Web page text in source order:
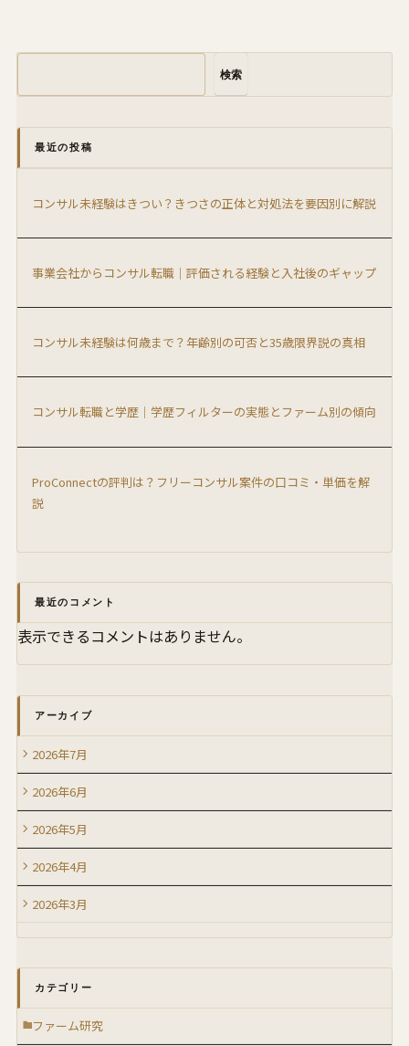
検索
最近の投稿
コンサル未経験はきつい？きつさの正体と対処法を要因別に解説
事業会社からコンサル転職｜評価される経験と入社後のギャップ
コンサル未経験は何歳まで？年齢別の可否と35歳限界説の真相
コンサル転職と学歴｜学歴フィルターの実態とファーム別の傾向
ProConnectの評判は？フリーコンサル案件の口コミ・単価を解
説
最近のコメント
表示できるコメントはありません。
アーカイブ
2026年7月
2026年6月
2026年5月
2026年4月
2026年3月
カテゴリー
ファーム研究